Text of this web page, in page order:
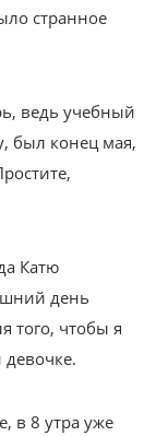
странное
ведь учебный
был конец мая,
Катю
день
того, чтобы я
девочке.
в 8 утра уже